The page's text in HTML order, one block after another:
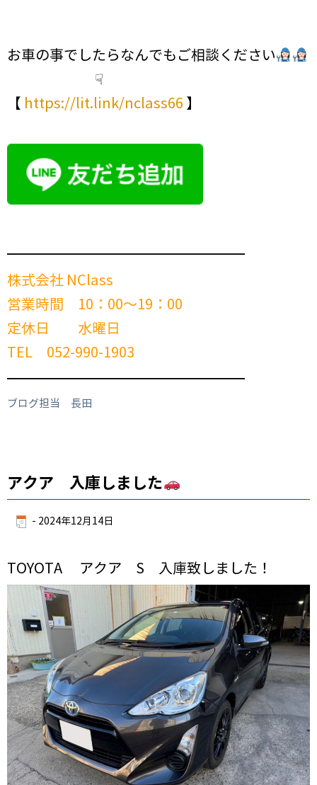
お車の事でしたらなんでもご相談ください
☟
【 https://lit.link/nclass66 】
━━━━━━━━━━━━━━━━━━━━━━━━
株式会社 NClass
営業時間 10：00～19：00
定休日 水曜日
TEL 052-990-1903
━━━━━━━━━━━━━━━━━━━━━━━━
ブログ担当 長田
アクア 入庫しました
- 2024年12月14日
TOYOTA アクア S 入庫致しました！